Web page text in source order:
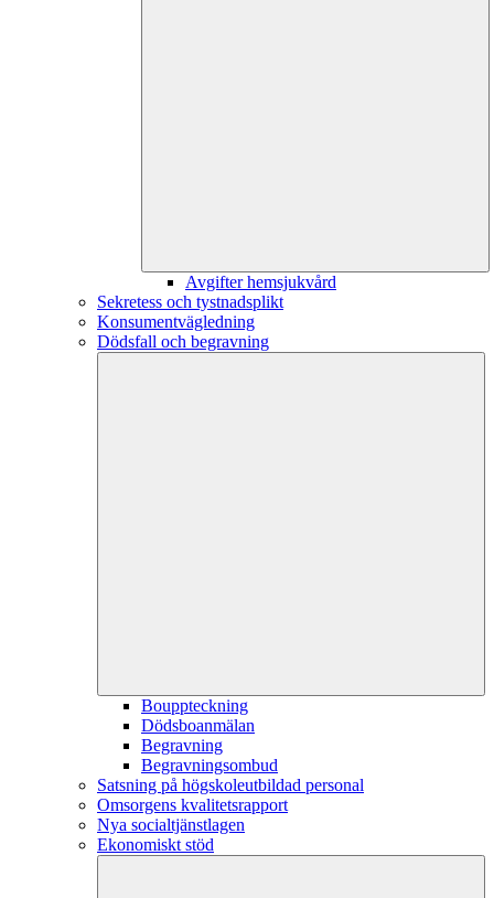
Avgifter hemsjukvård
Sekretess och tystnadsplikt
Konsumentvägledning
Dödsfall och begravning
Bouppteckning
Dödsboanmälan
Begravning
Begravningsombud
Satsning på högskoleutbildad personal
Omsorgens kvalitetsrapport
Nya socialtjänstlagen
Ekonomiskt stöd